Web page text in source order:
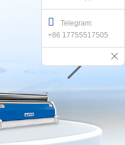
Telegram:
+86 17755517505